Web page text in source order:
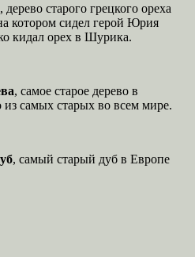
, дерево старого грецкого ореха
котором сидел герой Юрия
кидал орех в Шурика.
, самое старое дерево в
самых старых во всем мире.
, самый старый дуб в Европе